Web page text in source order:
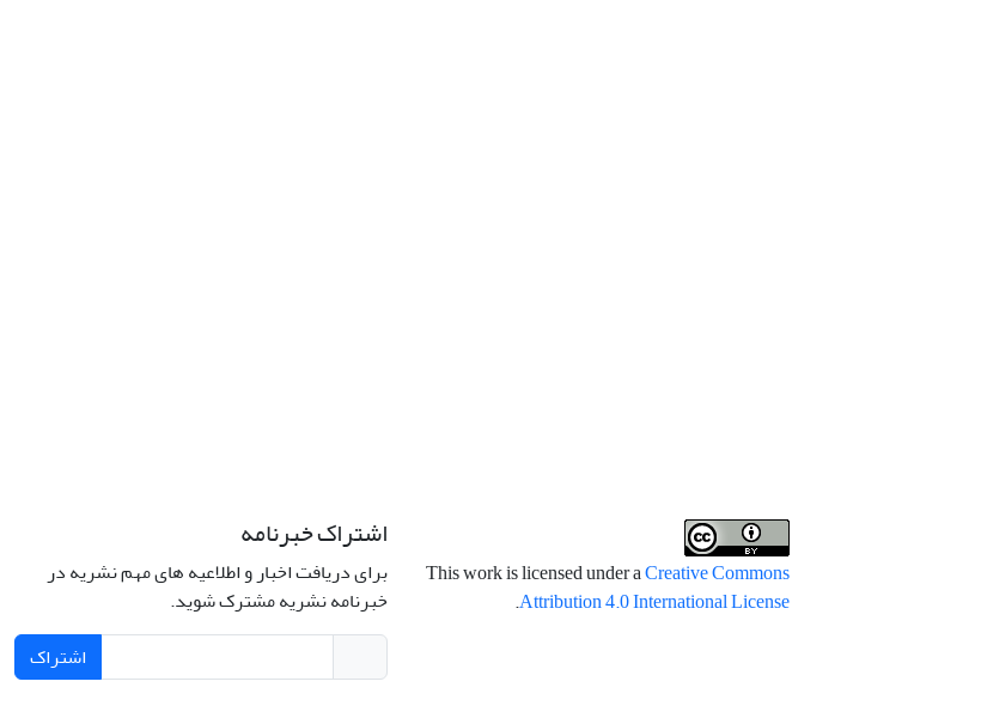
This work is licensed under aCreative Commons
Attribution 4.0 International License
.
اشتراک خبرنامه
برای دریافت اخبار و اطلاعیه های مهم نشریه در
خبرنامه نشریه مشترک شوید.
اشتراک